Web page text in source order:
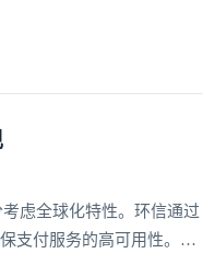
虑全球化特性。环信通过
支付服务的高可用性。系